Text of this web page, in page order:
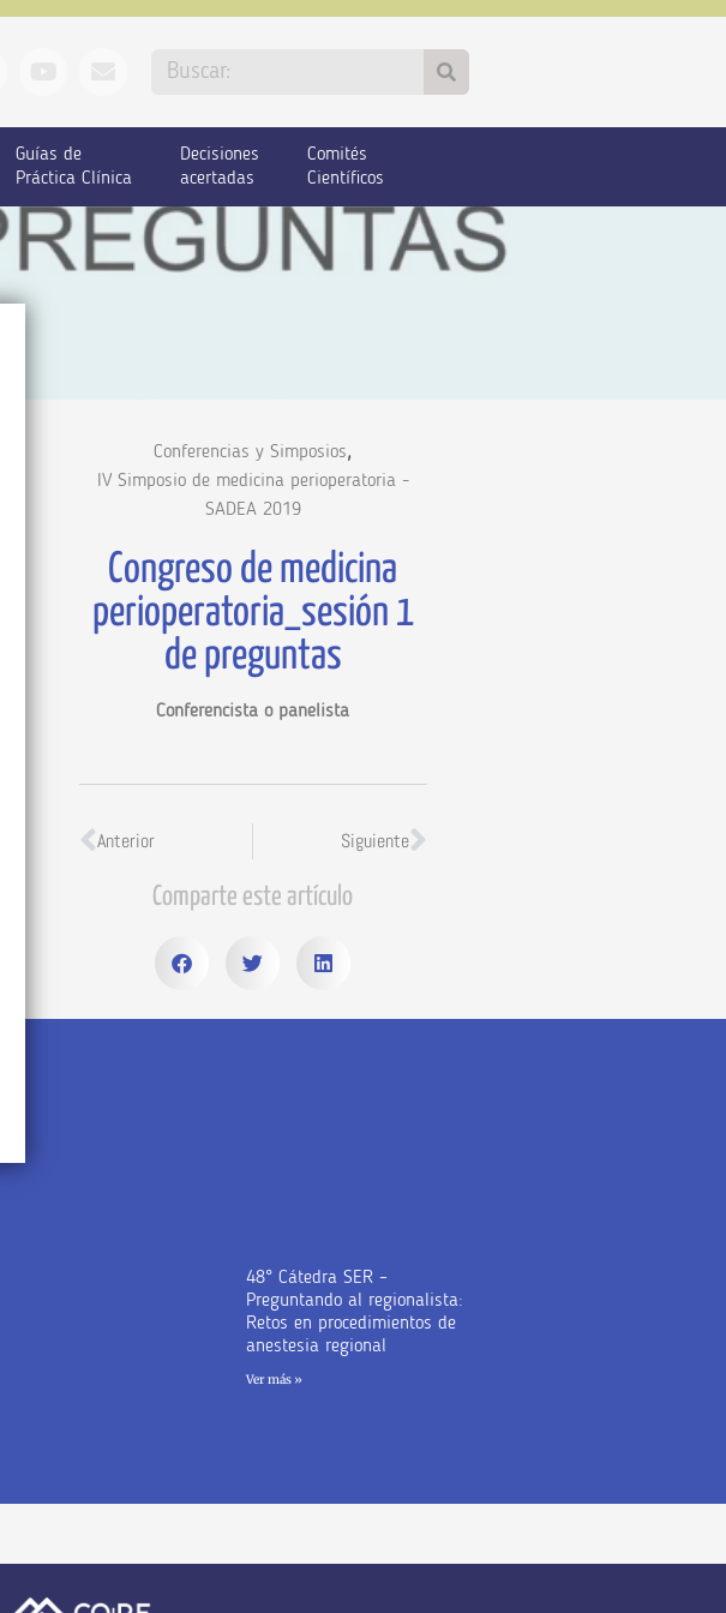
Guías de
Práctica Clínica
Decisiones
acertadas
Comités
Científicos
Conferencias y Simposios,
IV Simposio de medicina perioperatoria -
SADEA 2019
Congreso de medicina
perioperatoria_sesión 1
de preguntas
Conferencista o panelista
Anterior Siguiente
Comparte este artículo
48° Cátedra SER –
Preguntando al regionalista:
Retos en procedimientos de
anestesia regional
Ver más »